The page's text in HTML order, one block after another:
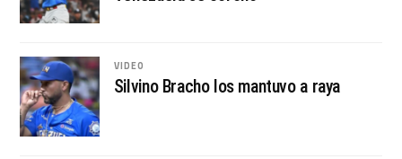
VIDEO
Silvino Bracho los mantuvo a raya